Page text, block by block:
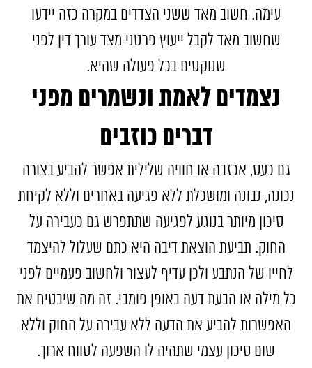
עימה. חשוב מאד ששני הצדדים במקרה כזה יידעו
שחשוב מאד לקבל ייעוץ פרטני מצד עורך דין לפני
שנוקטים בכל פעולה שהיא.
נצמדים לאמת ונשמרים מפני
דברים כוזבים
גם כעס, אכזבה או חוויה שלילית אפשר להביע בצורה
נכונה, נבונה ומושכלת ללא פגיעה באחרים וללא לקיחת
סיכון מיותר בנוגע לפגיעה שתתפרש גם כעבירה על
החוק. תביעת הוצאת דיבה היא כתם שעלול להיצמד
לחייו של הנתבע ולכן עדיף לעצור ולחשוב פעמיים לפני
כל מילה או הבעת דעה באופן פומבי. זה מה שיבטיח את
האפשרות להביע את הדעה ללא עבירה על החוק וללא
שום סיכון עצמי שתהיה לו השפעה לטווח ארוך.